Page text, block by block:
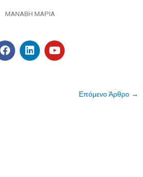
ΜΑΝΑΒΗ ΜΑΡΙΑ
F
a
L
i
Y
o
Επόμενο Άρθρο →